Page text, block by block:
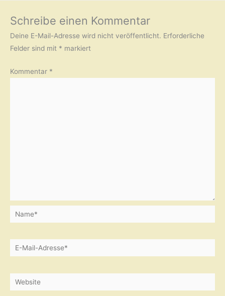
Schreibe einen Kommentar
Deine E-Mail-Adresse wird nicht veröffentlicht. Erforderliche
Felder sind mit * markiert
Kommentar *
Name*
E-
Mail-
Website